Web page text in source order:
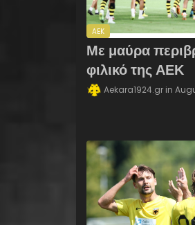
AEK
Με μαύρα
φιλικό της ΑΕΚ
Aekara1924.gr